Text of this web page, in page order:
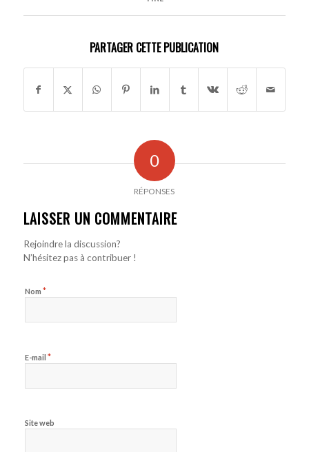
PARTAGER CETTE PUBLICATION
0
RÉPONSES
LAISSER UN COMMENTAIRE
Rejoindre la discussion?
N’hésitez pas à contribuer !
Nom *
E-mail *
Site web